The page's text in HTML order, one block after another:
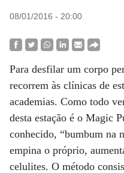
08/01/2016 - 20:00
Para desfilar um corpo
recorrem às clínicas de
academias. Como todo
desta estação é o Magic
conhecido, “bumbum na
empina o próprio,
celulites. O método